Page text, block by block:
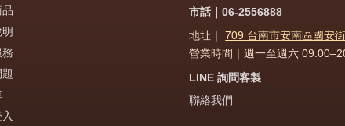
市話｜06-2556888
地址｜709 台南市安南區國安
營業時間｜週一至週六
LINE 詢問客製
聯絡我們